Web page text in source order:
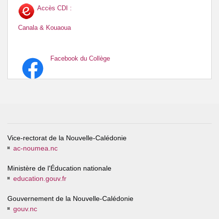
Accès CDI :
Canala & Kouaoua
Facebook du Collège
Vice-rectorat de la Nouvelle-Calédonie
ac-noumea.nc
Ministère de l'Éducation nationale
education.gouv.fr
Gouvernement de la Nouvelle-Calédonie
gouv.nc